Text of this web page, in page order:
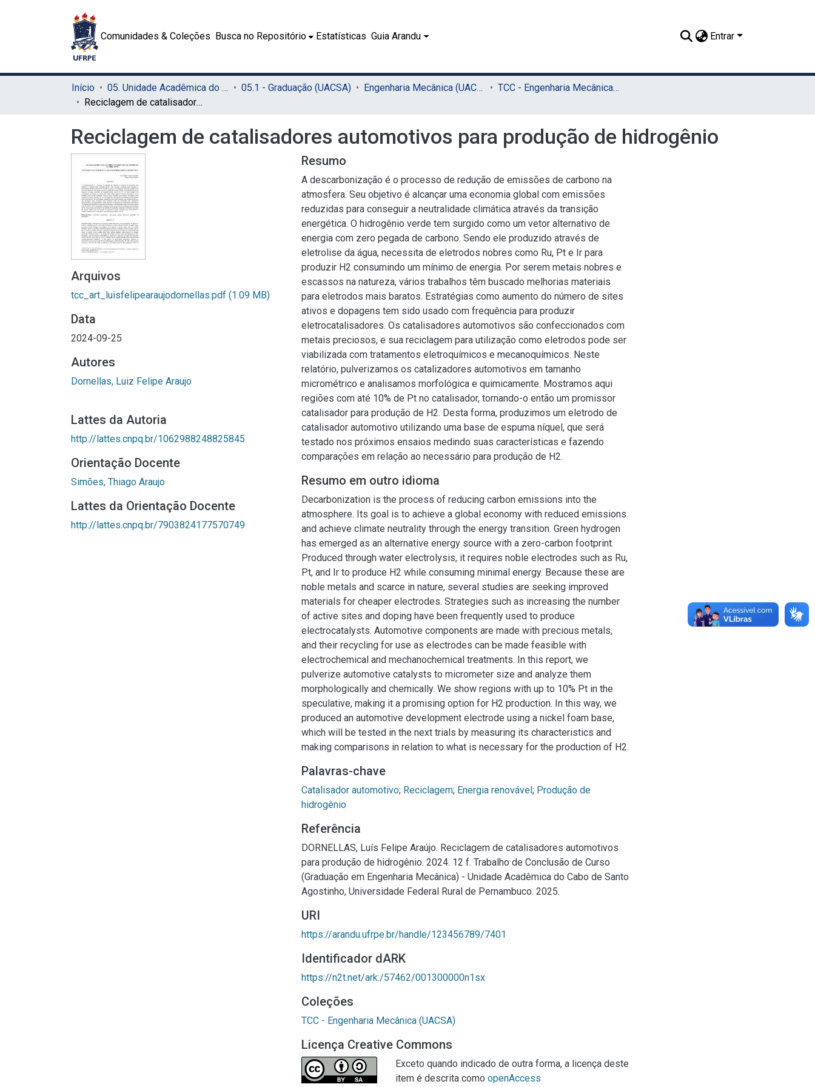
Comunidades & Coleções Busca no Repositório Estatísticas Guia Arandu Entrar
Início 05. Unidade Acadêmica do Cabo de Santo Agostinho (UACSA) 05.1 - Graduação (UACSA) Engenharia Mecânica (UACSA)
TCC - Engenharia Mecânica (UACSA)
Reciclagem de catalisadores automotivos para produção de hidrogênio
Reciclagem de catalisadores automotivos para produção de hidrogênio
Arquivos
tcc_art_luisfelipearaujodornellas.pdf (1.09 MB)
Data
2024-09-25
Autores
Dornellas, Luiz Felipe Araujo
Lattes da Autoria
http://lattes.cnpq.br/1062988248825845
Orientação Docente
Simões, Thiago Araujo
Lattes da Orientação Docente
http://lattes.cnpq.br/7903824177570749
Resumo
A descarbonização é o processo de redução de emissões de carbono na
atmosfera. Seu objetivo é alcançar uma economia global com emissões
reduzidas para conseguir a neutralidade climática através da transição
energética. O hidrogênio verde tem surgido como um vetor alternativo de
energia com zero pegada de carbono. Sendo ele produzido através de
eletrolise da água, necessita de eletrodos nobres como Ru, Pt e Ir para
produzir H2 consumindo um mínimo de energia. Por serem metais nobres e
escassos na natureza, vários trabalhos têm buscado melhorias materiais
para eletrodos mais baratos. Estratégias como aumento do número de sites
ativos e dopagens tem sido usado com frequência para produzir
eletrocatalisadores. Os catalisadores automotivos são confeccionados com
metais preciosos, e sua reciclagem para utilização como eletrodos pode ser
viabilizada com tratamentos eletroquímicos e mecanoquímicos. Neste
relatório, pulverizamos os catalizadores automotivos em tamanho
micrométrico e analisamos morfológica e quimicamente. Mostramos aqui
regiões com até 10% de Pt no catalisador, tornando-o então um promissor
catalisador para produção de H2. Desta forma, produzimos um eletrodo de
catalisador automotivo utilizando uma base de espuma níquel, que será
testado nos próximos ensaios medindo suas características e fazendo
comparações em relação ao necessário para produção de H2.
Resumo em outro idioma
Decarbonization is the process of reducing carbon emissions into the
atmosphere. Its goal is to achieve a global economy with reduced emissions
and achieve climate neutrality through the energy transition. Green hydrogen
has emerged as an alternative energy source with a zero-carbon footprint.
Produced through water electrolysis, it requires noble electrodes such as Ru,
Pt, and Ir to produce H2 while consuming minimal energy. Because these are
noble metals and scarce in nature, several studies are seeking improved
materials for cheaper electrodes. Strategies such as increasing the number
of active sites and doping have been frequently used to produce
electrocatalysts. Automotive components are made with precious metals,
and their recycling for use as electrodes can be made feasible with
electrochemical and mechanochemical treatments. In this report, we
pulverize automotive catalysts to micrometer size and analyze them
morphologically and chemically. We show regions with up to 10% Pt in the
speculative, making it a promising option for H2 production. In this way, we
produced an automotive development electrode using a nickel foam base,
which will be tested in the next trials by measuring its characteristics and
making comparisons in relation to what is necessary for the production of H2.
Palavras-chave
Catalisador automotivo; Reciclagem; Energia renovável; Produção de
hidrogênio
Referência
DORNELLAS, Luís Felipe Araújo. Reciclagem de catalisadores automotivos
para produção de hidrogênio. 2024. 12 f. Trabalho de Conclusão de Curso
(Graduação em Engenharia Mecânica) - Unidade Acadêmica do Cabo de Santo
Agostinho, Universidade Federal Rural de Pernambuco. 2025.
URI
https://arandu.ufrpe.br/handle/123456789/7401
Identificador dARK
https://n2t.net/ark:/57462/001300000n1sx
Coleções
TCC - Engenharia Mecânica (UACSA)
Licença Creative Commons
Exceto quando indicado de outra forma, a licença deste
item é descrita como openAccess